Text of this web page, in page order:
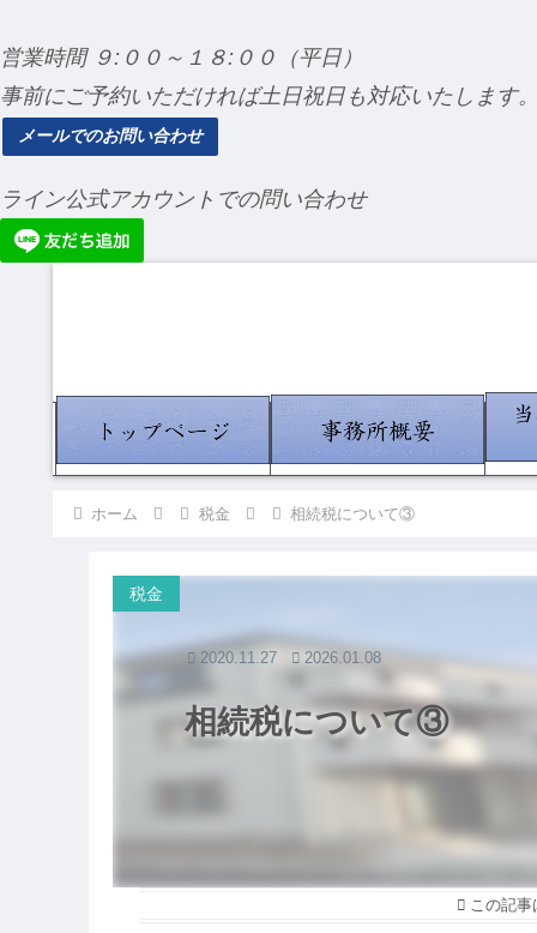
営業時間 ９:００～１８:００（平日）
事前にご予約いただければ土日祝日も対応いたします
メールでのお問い合わせ
ライン公式アカウントでの問い合わせ
ホーム 税金 相続税について③
相続税について③
税金
2020.11.27 2026.01.08
この記事